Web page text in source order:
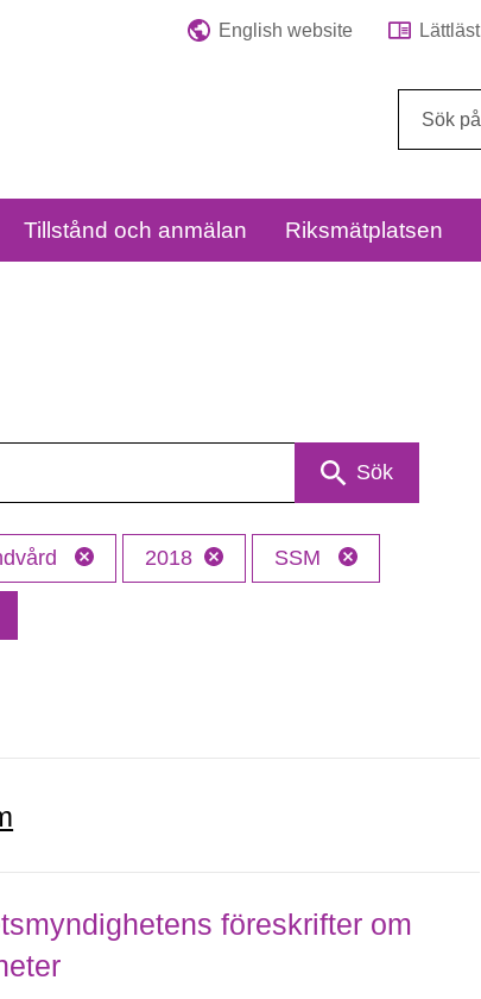
English website Lättläst
Tillstånd och anmälan Riksmätplatsen
Sök
2018 SSM
föreskrifter om